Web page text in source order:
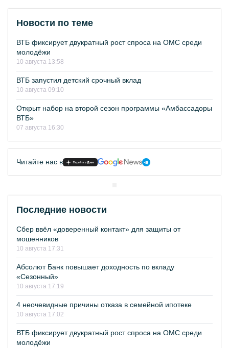
Новости по теме
ВТБ фиксирует двукратный рост спроса на ОМС среди
молодёжи
10 августа 13:58
ВТБ запустил детский срочный вклад
10 августа 09:10
Открыт набор на второй сезон программы «Амбассадоры
ВТБ»
07 августа 16:30
Читайте нас в
Последние новости
Сбер ввёл «доверенный контакт» для защиты от
мошенников
10 августа 17:31
Абсолют Банк повышает доходность по вкладу
«Сезонный»
10 августа 17:19
4 неочевидные причины отказа в семейной ипотеке
10 августа 17:02
ВТБ фиксирует двукратный рост спроса на ОМС среди
молодёжи